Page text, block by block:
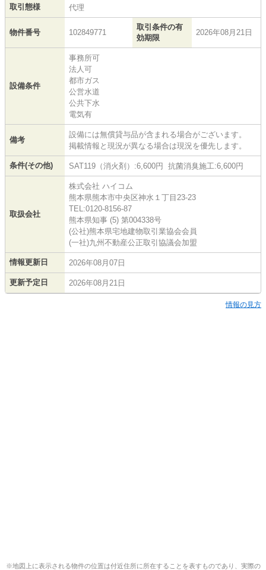
取引態様 代理
物件番号 102849771
取引条件の有
効期限
2026年08月21日
設備条件
事務所可
法人可
都市ガス
公営水道
公共下水
電気有
備考
設備には無償貸与品が含まれる場合がございます。
掲載情報と現況が異なる場合は現況を優先します。
条件(その他) SAT119（消火剤）:6,600円 抗菌消臭施工:6,600円
取扱会社
株式会社 ハイコム
熊本県熊本市中央区神水１丁目23-23
TEL:0120-8156-87
熊本県知事 (5) 第004338号
(公社)熊本県宅地建物取引業協会会員
(一社)九州不動産公正取引協議会加盟
情報更新日 2026年08月07日
更新予定日 2026年08月21日
情報の見方
※地図上に表示される物件の位置は付近住所に所在することを表すものであり、実際の